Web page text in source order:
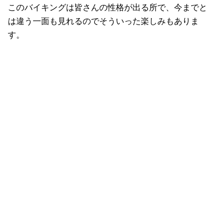
このバイキングは皆さんの性格が出る所で、今までと
は違う一面も見れるのでそういった楽しみもありま
す。